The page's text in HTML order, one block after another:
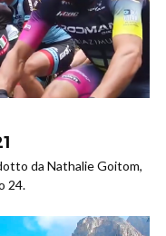
da Nathalie Goitom,
24.